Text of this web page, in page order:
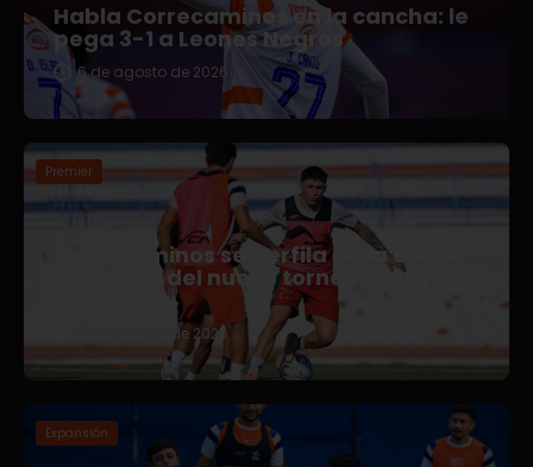
Habla Correcaminos en la cancha: le
pega 3-1 a Leones Negros
6 de agosto de 2026
Premier
Correcaminos se perfila para el
arranque del nuevo torneo en Liga
5 de agosto de 2026
Expansión